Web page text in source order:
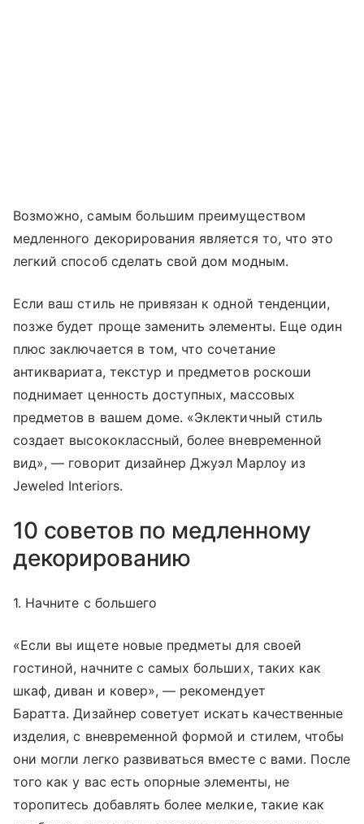
Возможно, самым большим преимуществом
медленного декорирования является то, что это
легкий способ сделать свой дом модным.
Если ваш стиль не привязан к одной тенденции,
позже будет проще заменить элементы. Еще один
плюс заключается в том, что сочетание
антиквариата, текстур и предметов роскоши
поднимает ценность доступных, массовых
предметов в вашем доме. «Эклектичный стиль
создает высококлассный, более вневременной
вид», — говорит дизайнер Джуэл Марлоу из
Jeweled Interiors.
10 советов по медленному
декорированию
1. Начните с большего
«Если вы ищете новые предметы для своей
гостиной, начните с самых больших, таких как
шкаф, диван и ковер», — рекомендует
Баратта. Дизайнер советует искать качественные
изделия, с вневременной формой и стилем, чтобы
они могли легко развиваться вместе с вами. После
того как у вас есть опорные элементы, не
торопитесь добавлять более мелкие, такие как